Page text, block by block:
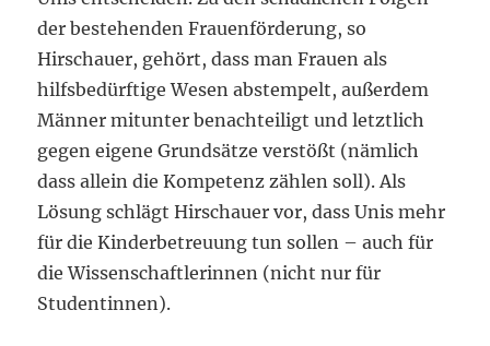
der bestehenden Frauenförderung, so
Hirschauer, gehört, dass man Frauen als
hilfsbedürftige Wesen abstempelt, außerdem
Männer mitunter benachteiligt und letztlich
gegen eigene Grundsätze verstößt (nämlich
dass allein die Kompetenz zählen soll). Als
Lösung schlägt Hirschauer vor, dass Unis mehr
für die Kinderbetreuung tun sollen – auch für
die Wissenschaftlerinnen (nicht nur für
Studentinnen).